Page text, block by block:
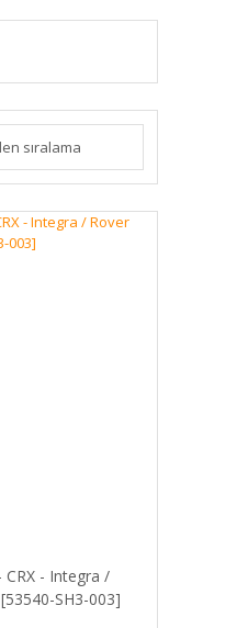
CRX - Integra /
SH3-003]